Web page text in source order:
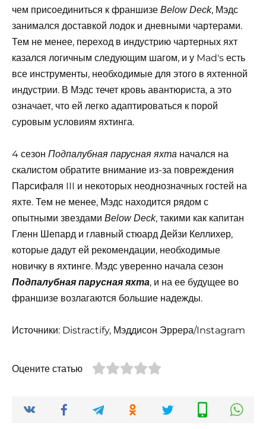
чем присоединиться к франшизе Below Deck, Мэдс
занимался доставкой лодок и дневными чартерами.
Тем не менее, переход в индустрию чартерных яхт
казался логичным следующим шагом, и у Mad's есть
все инструменты, необходимые для этого в яхтенной
индустрии. В Мэдс течет кровь авантюриста, а это
означает, что ей легко адаптироваться к порой
суровым условиям яхтинга.
4 сезон Подпалубная парусная яхта начался на
скалистом обратите внимание из-за повреждения
Парсифаля III и некоторых неоднозначных гостей на
яхте. Тем не менее, Мэдс находится рядом с
опытными звездами Below Deck, такими как капитан
Гленн Шепард и главный стюард Дейзи Келлихер,
которые дадут ей рекомендации, необходимые
новичку в яхтинге. Мэдс уверенно начала сезон
Подпалубная парусная яхта, и на ее будущее во
франшизе возлагаются большие надежды.
Источники: Distractify, Мэддисон Эррера/Instagram
Оцените статью